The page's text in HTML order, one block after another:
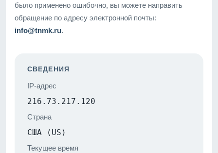
было применено ошибочно, вы можете направить
обращение по адресу электронной почты:
info@tnmk.ru.
СВЕДЕНИЯ
IP-адрес
216.73.217.120
Страна
США (US)
Текущее время